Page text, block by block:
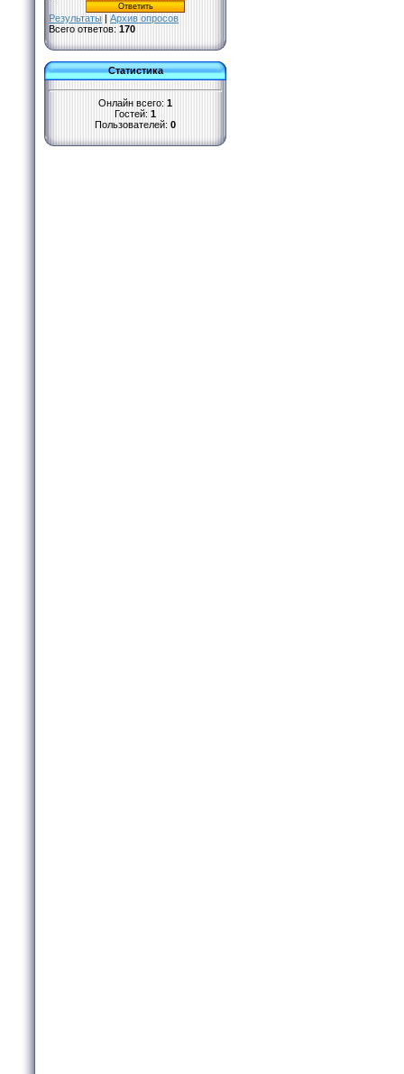
Результаты | Архив опросов
Всего ответов: 170
Статистика
Онлайн всего: 1
Гостей: 1
Пользователей: 0